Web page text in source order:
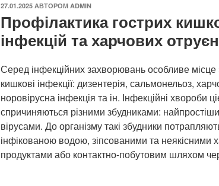
ОПУБЛІКОВАНО
27.01.2025 АВТОРОМ ADMIN
Профілактика гострих
інфекцій та харчових
Серед інфекційних захворювань особливе місце
кишкові інфекції: дизентерія, сальмонельоз,
норовірусна інфекція та ін. Інфекційні хвороби
спричиняються різними збудниками:
вірусами. До організму такі збудники
інфікованою водою, зіпсованими та неякісними
продуктами або контактно-побутовим шляхом